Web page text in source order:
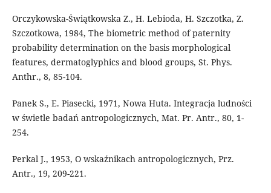
Orczykowska-Świątkowska Z., H. Lebioda, H. Szczotka, Z.
Szczotkowa, 1984, The biometric method of paternity
probability determination on the basis morphological
features, dermatoglyphics and blood groups, St. Phys.
Anthr., 8, 85-104.
Panek S., E. Piasecki, 1971, Nowa Huta. Integracja ludności
w świetle badań antropologicznych, Mat. Pr. Antr., 80, 1-
254.
Perkal J., 1953, O wskaźnikach antropologicznych, Prz.
Antr., 19, 209-221.